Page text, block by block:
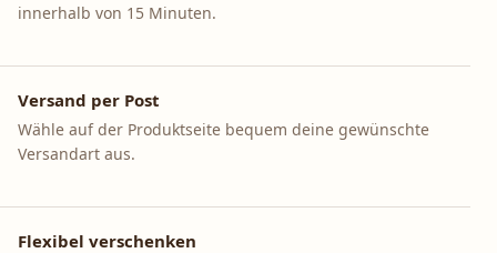
innerhalb von 15 Minuten.
Versand per Post
Wähle auf der Produktseite bequem deine gewünschte
Versandart aus.
Flexibel verschenken